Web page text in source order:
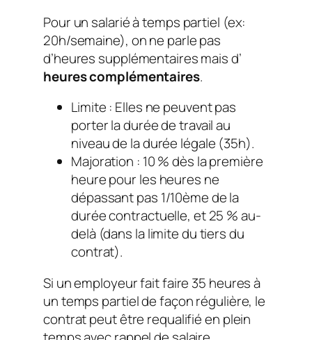
Pour un salarié à temps partiel (ex:
20h/semaine), on ne parle pas
d’heures supplémentaires mais d’
heures complémentaires.
Limite : Elles ne peuvent pas
porter la durée de travail au
niveau de la durée légale (35h).
Majoration : 10 % dès la première
heure pour les heures ne
dépassant pas 1/10ème de la
durée contractuelle, et 25 % au-
delà (dans la limite du tiers du
contrat).
Si un employeur fait faire 35 heures à
un temps partiel de façon régulière, le
contrat peut être requalifié en plein